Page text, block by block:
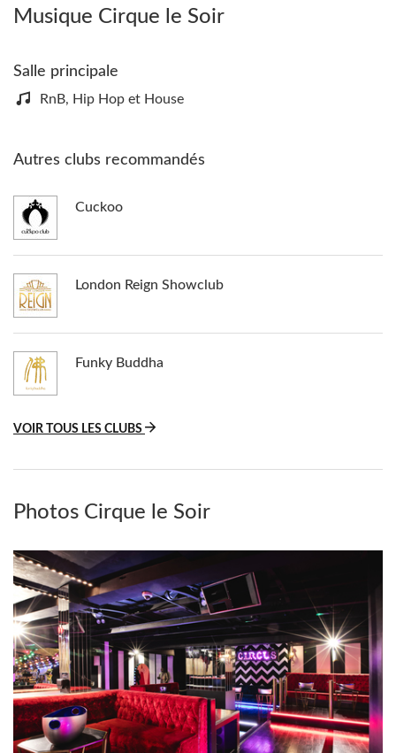
Musique Cirque le Soir
Salle principale
RnB, Hip Hop et House
Autres clubs recommandés
Cuckoo
London Reign Showclub
Funky Buddha
VOIR TOUS LES CLUBS
Photos Cirque le Soir